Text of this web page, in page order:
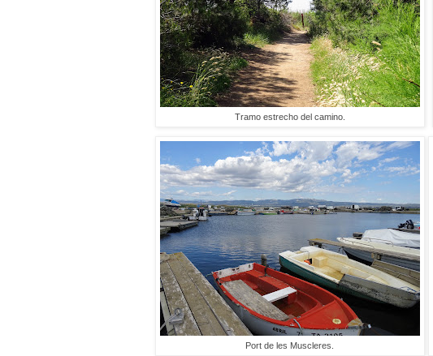
Tramo estrecho del camino.
Port de les Muscleres.